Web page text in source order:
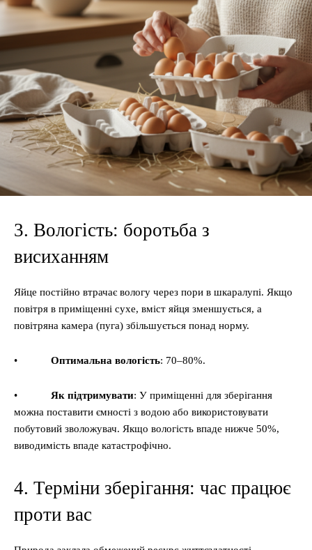
3. Вологість: боротьба з
висиханням
Яйце постійно втрачає вологу через пори в шкаралупі. Якщо
повітря в приміщенні сухе, вміст яйця зменшується, а
повітряна камера (пуга) збільшується понад норму.
• Оптимальна вологість: 70–80%.
• Як підтримувати: У приміщенні для зберігання
можна поставити ємності з водою або використовувати
побутовий зволожувач. Якщо вологість впаде нижче 50%,
виводимість впаде катастрофічно.
4. Терміни зберігання: час працює
проти вас